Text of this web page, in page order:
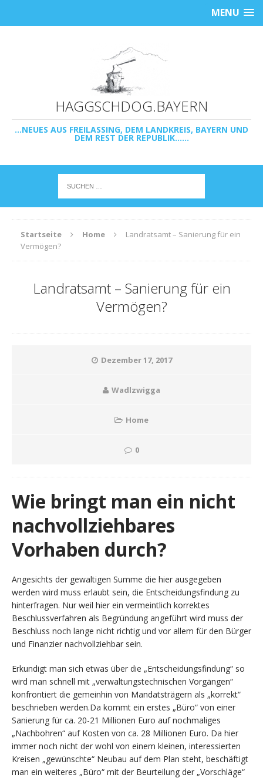
MENU
HAGGSCHDOG.BAYERN
...NEUES AUS FREILASSING, DEM LANDKREIS, BAYERN UND
DEM REST DER REPUBLIK......
Startseite Home
Landratsamt – Sanierung für ein
Vermögen?
Landratsamt – Sanierung für ein
Vermögen?
Dezember 17, 2017
Wadlzwigga
Home
0
Wie bringt man ein nicht
nachvollziehbares
Vorhaben durch?
Angesichts der gewaltigen Summe die hier ausgegeben
werden wird muss erlaubt sein, die Entscheidungsfindung zu
hinterfragen. Nur weil hier ein vermeintlich korrektes
Beschlussverfahren als Begründung angeführt wird muss der
Beschluss noch lange nicht richtig und vor allem für den Bürger
und Finanzier nachvollziehbar sein.
Erkundigt man sich etwas über die „Entscheidungsfindung“ so
wird man schnell mit „verwaltungstechnischen Vorgängen“
konfrontiert die gemeinhin von Mandatsträgern als „korrekt“
beschrieben werden.Da kommt ein erstes „Büro“ von einer
Sanierung für ca. 20-21 Millionen Euro auf nochmaliges
„Nachbohren“ auf Kosten von ca. 28 Millionen Euro. Da hier
immer noch nicht der wohl von einem kleinen, interessierten
Kreisen „gewünschte“ Neubau auf dem Plan steht, beschäftigt
man ein weiteres „Büro“ mit der Beurteilung der „Vorschläge“